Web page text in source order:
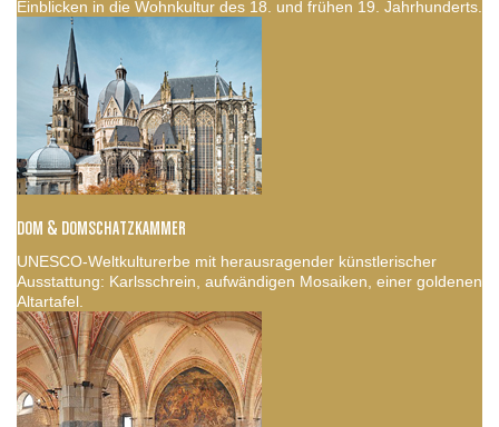
Einblicken in die Wohnkultur des 18. und frühen 19. Jahrhunderts.
DOM & DOMSCHATZKAMMER
UNESCO-Weltkulturerbe mit herausragender künstlerischer
Ausstattung: Karlsschrein, aufwändigen Mosaiken, einer goldenen
Altartafel.